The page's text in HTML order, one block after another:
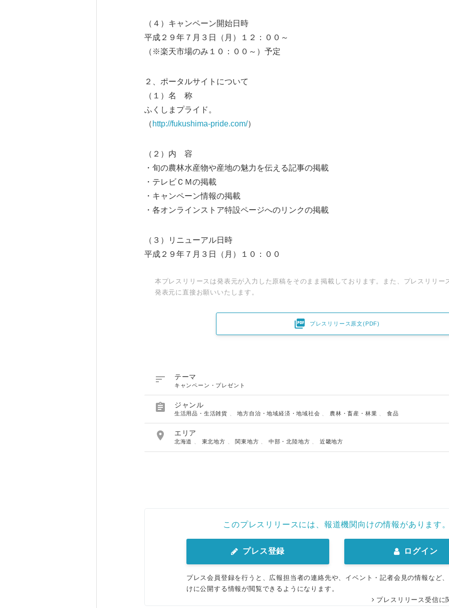
（４）キャンペーン開始日時
平成２９年７月３日（月）１２：００～
（※楽天市場のみ１０：００～）予定
２、ポータルサイトについて
（１）名 称
ふくしまプライド。
（ http://fukushima-pride.com/）
（２）内 容
・旬の農林水産物や産地の魅力を伝える記事の掲載
・テレビＣＭの掲載
・キャンペーン情報の掲載
・各オンラインストア特設ページへのリンクの掲載
（３）リニューアル日時
平成２９年７月３日（月）１０：００
本プレスリリースは発表元が入力した原稿をそのまま掲載しております。また、プレスリリー
発表元に直接お願いいたします。
 プレスリリース原文(PDF)
 テーマ
キャンペーン・プレゼント
 ジャンル
生活用品・生活雑貨 、地方自治・地域経済・地域社会 農林・畜産・林業 食品
 エリア
北海道 東北地方 、関東地方 中部・北陸地方 近畿地方
このプレスリリースには、報道機関向けの情報があります
プレス登録 ログイン
プレス会員登録を行うと、広報担当者の連絡先や、イベント・記者会見の情報など
けに公開する情報が閲覧できるようになります。
プレスリリース受信に
English